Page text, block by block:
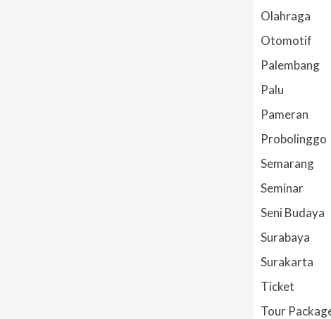
Olahraga
Otomotif
Palembang
Palu
Pameran
Probolinggo
Semarang
Seminar
Seni Budaya
Surabaya
Surakarta
Ticket
Tour